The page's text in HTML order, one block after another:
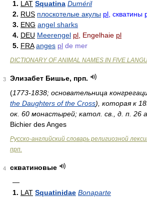
1. LAT Squatina Duméril
2. RUS плоскотелые акулы pl , скватины
3. ENG angel sharks
4. DEU Meerengel pl , Engelhaie pl
5. FRA anges pl de mer
DICTIONARY OF ANIMAL NAMES IN FIVE
3
Элизабет Бишье, прп.
(1773-1838; основательница
the Daughters of the Cross), которая к
ок. 60 монастырей; катол. св., д. п. 26
Bichier des Anges
Русско-английский словарь религиозной
прп.
4
скватиновые
—
1. LAT Squatinidae Bonaparte